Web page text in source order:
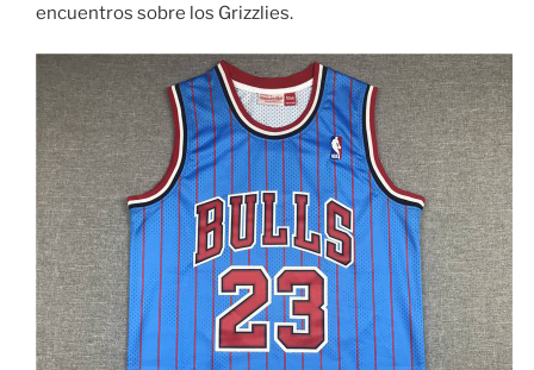
encuentros sobre los Grizzlies.